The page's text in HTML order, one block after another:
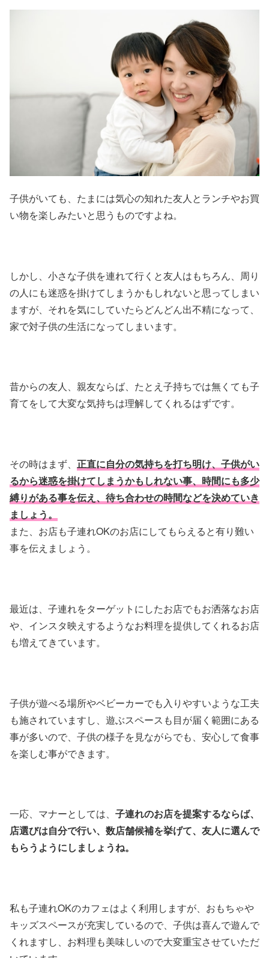
子供がいても、たまには気心の知れた友人とランチやお買
い物を楽しみたいと思うものですよね。
しかし、小さな子供を連れて行くと友人はもちろん、周り
の人にも迷惑を掛けてしまうかもしれないと思ってしまい
ますが、それを気にしていたらどんどん出不精になって、
家で対子供の生活になってしまいます。
昔からの友人、親友ならば、たとえ子持ちでは無くても子
育てをして大変な気持ちは理解してくれるはずです。
その時はまず、 正直に自分の気持ちを打ち明け、子供がい
るから迷惑を掛けてしまうかもしれない事、時間にも多少
縛りがある事を伝え、待ち合わせの時間などを決めていき
ましょう。
また、お店も子連れOKのお店にしてもらえると有り難い
事を伝えましょう。
最近は、子連れをターゲットにしたお店でもお洒落なお店
や、インスタ映えするようなお料理を提供してくれるお店
も増えてきています。
子供が遊べる場所やベビーカーでも入りやすいような工夫
も施されていますし、遊ぶスペースも目が届く範囲にある
事が多いので、子供の様子を見ながらでも、安心して食事
を楽しむ事ができます。
一応、マナーとしては、 子連れのお店を提案するならば、
店選びは自分で行い、数店舗候補を挙げて、友人に選んで
もらうようにしましょうね。
私も子連れOKのカフェはよく利用しますが、おもちゃや
キッズスペースが充実しているので、子供は喜んで遊んで
くれますし、お料理も美味しいので大変重宝させていただ